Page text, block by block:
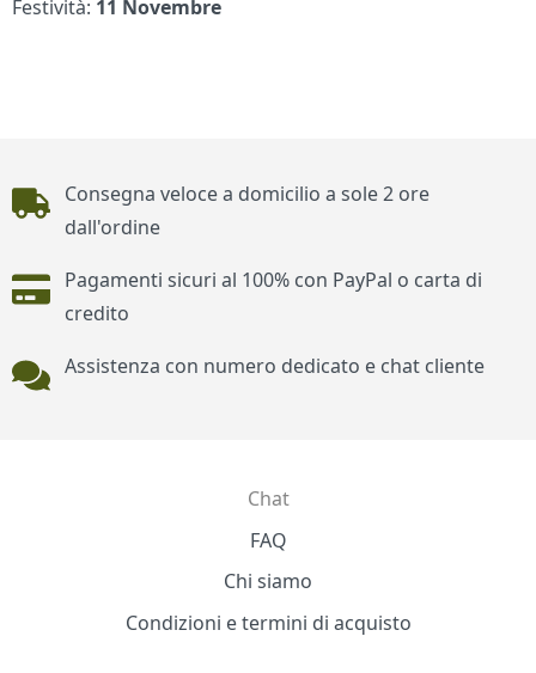
Festività: 11 Novembre
Piè di pagina
Consegna veloce a domicilio a sole 2 ore
dall'ordine
Pagamenti sicuri al 100% con PayPal o carta di
credito
Assistenza con numero dedicato e chat cliente
Chat
FAQ
Chi siamo
Condizioni e termini di acquisto